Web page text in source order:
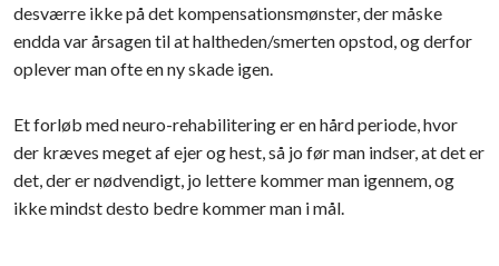
desværre ikke på det kompensationsmønster, der måske
endda var årsagen til at haltheden/smerten opstod, og derfor
oplever man ofte en ny skade igen.
Et forløb med neuro-rehabilitering er en hård periode, hvor
der kræves meget af ejer og hest, så jo før man indser, at det er
det, der er nødvendigt, jo lettere kommer man igennem, og
ikke mindst desto bedre kommer man i mål.​